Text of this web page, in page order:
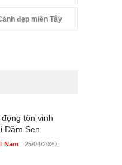
đẹp miền Tây
tôn vinh
Đầm Sen
Nam 25/04/2020